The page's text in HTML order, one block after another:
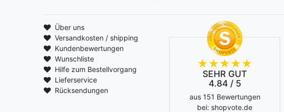
Über uns
Versandkosten / shipping
Kundenbewertungen
Wunschliste
Hilfe zum Bestellvorgang
Lieferservice
Rücksendungen
SEHR GUT
4.84 / 5
aus 151 Bewertungen
bei: shopvote.de